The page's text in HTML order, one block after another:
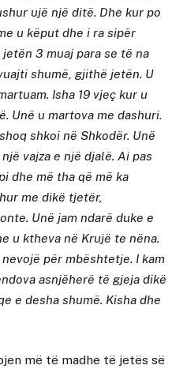
ujë një ditë. Dhe kur po
u këput dhe i ra sipër
3 muaj para se të na
shumë, gjithë jetën. U
Isha 19 vjeç kur u
Unë u martova me dashuri.
shkoi në Shkodër. Unë
vajza e një djalë. Ai pas
dhe më tha që më ka
me dikë tjetër,
Unë jam ndarë duke e
u ktheva në Krujë te nëna.
për mbështetje. I kam
asnjëherë të gjeja dikë
e desha shumë. Kisha dhe
më të madhe të jetës së